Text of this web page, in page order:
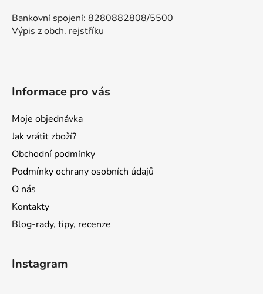
Bankovní spojení: 8280882808/5500
Výpis z obch. rejstříku
Informace pro vás
Moje objednávka
Jak vrátit zboží?
Obchodní podmínky
Podmínky ochrany osobních údajů
O nás
Kontakty
Blog-rady, tipy, recenze
Instagram